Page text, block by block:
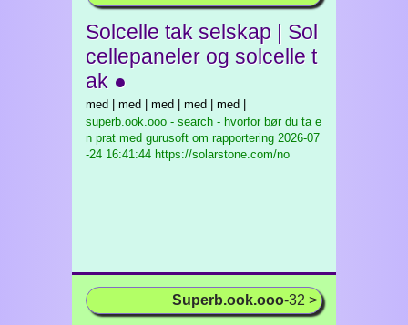
Solcelle tak selskap | Sol
cellepaneler og solcelle t
ak ●
med | med | med | med | med |
superb.ook.ooo - search - hvorfor bør du ta e
n prat med gurusoft om rapportering 2026-07
-24 16:41:44 https://solarstone.com/no
Superb.ook.ooo-32 >